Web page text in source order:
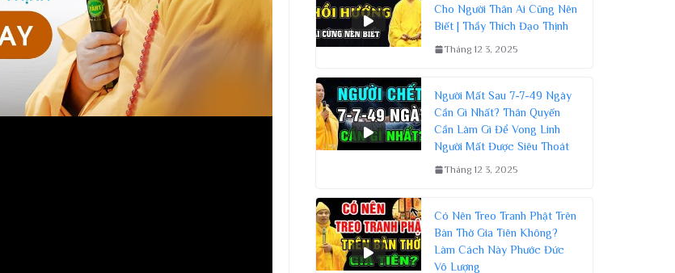
Cho Người Thân Ai Cũng Nên
Biết | Thầy Thích Đạo Thịnh
Tháng 12 3, 2025
Người Mất Sau 7-7-49 Ngày
Cần Gì Nhất? Thân Quyến
Cần Làm Gì Để Vong Linh
Người Mất Được Siêu Thoát
Tháng 12 3, 2025
Có Nên Treo Tranh Phật Trên
Bàn Thờ Gia Tiên Không?
Làm Cách Này Phước Đức
Vô Lượng